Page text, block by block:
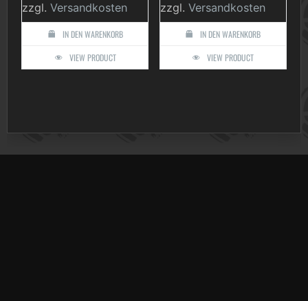
zzgl. Versandkosten
IN DEN WARENKORB
VIEW PRODUCT
zzgl. Versandkosten
IN DEN WARENKORB
VIEW PRODUCT